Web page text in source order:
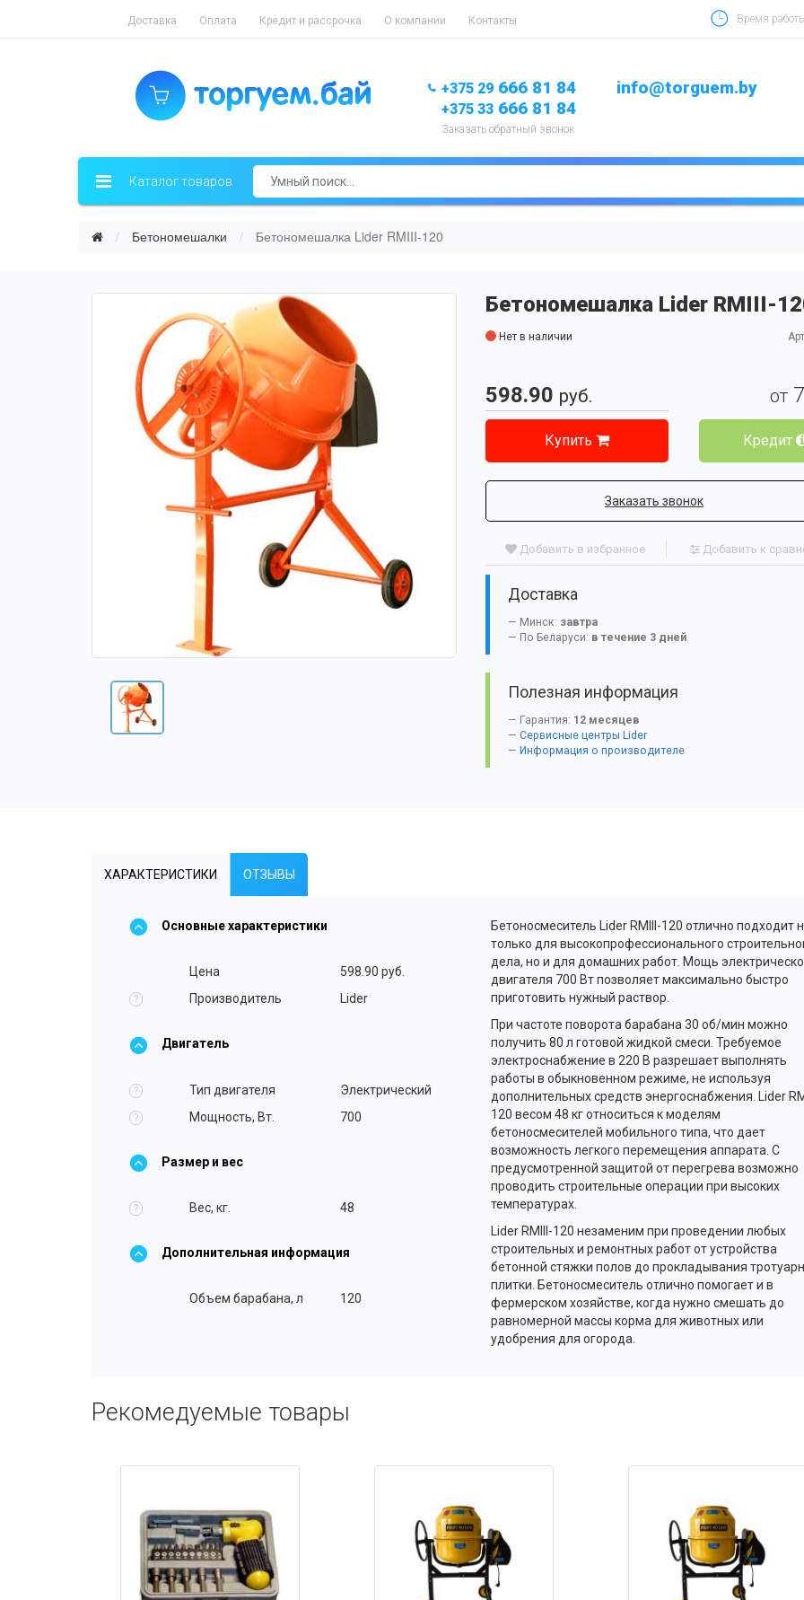
Доставка Оплата Кредит и рассрочка О компании Контакты Время
+375 29 666 81 84
+375 33 666 81 84
Заказать обратный звонок
info@torguem.by
Каталог товаров
Бетономешалки Бетономешалка Lider RMIII-120
Бетономешалка Lider RMIII-
Нет в наличии
598.90 руб. от
Купить Кредит
Заказать звонок
Добавить в избранное Добавить к
Доставка
Минск: завтра
По Беларуси: в течение 3 дней
Полезная информация
Гарантия: 12 месяцев
Сервисные центры Lider
Информация о производителе
ХАРАКТЕРИСТИКИ ОТЗЫВЫ
Основные характеристики
Цена 598.90 руб.
? Производитель Lider
Двигатель
? Тип двигателя Электрический
? Мощность, Вт. 700
Размер и вес
? Вес, кг. 48
Дополнительная информация
Объем барабана, л 120
Бетоносмеситель Lider RMIII-120 отлично подходит
только для высокопрофессионального
дела, но и для домашних работ. Мощь
двигателя 700 Вт позволяет максимально быстро
приготовить нужный раствор.
При частоте поворота барабана 30 об/мин можно
получить 80 л готовой жидкой смеси. Требуемое
электроснабжение в 220 В разрешает выполнять
работы в обыкновенном режиме, не используя
дополнительных средств энергоснабжения. Lider
120 весом 48 кг относиться к моделям
бетоносмесителей мобильного типа, что дает
возможность легкого перемещения аппарата. С
предусмотренной защитой от перегрева возможно
проводить строительные операции при высоких
температурах.
Lider RMIII-120 незаменим при проведении любых
строительных и ремонтных работ от устройства
бетонной стяжки полов до прокладывания
плитки. Бетоносмеситель отлично помогает и в
фермерском хозяйстве, когда нужно смешать до
равномерной массы корма для животных или
удобрения для огорода.
Рекомедуемые товары